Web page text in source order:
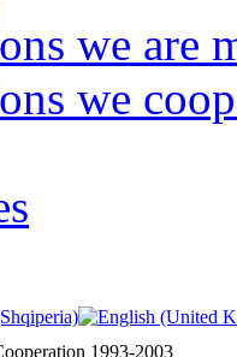
we are
we
1993-2003